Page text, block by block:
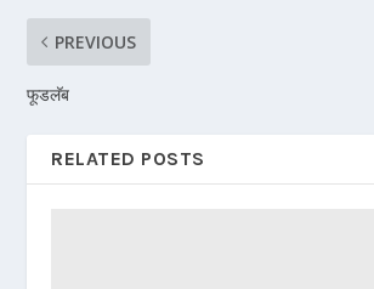
PREVIOUS
फूडलॅब
RELATED POSTS